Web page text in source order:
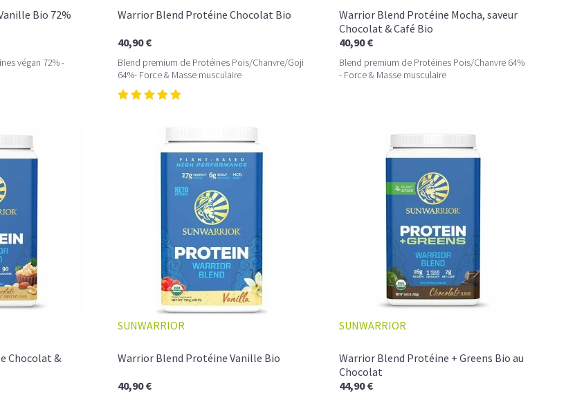
Un café riche avec un soupçon de caramel pour un moment de pure détente… ou de concentration
avant le prochain défi.
Une énergie immédiate et stable, sans pic de glycémie, qui vous accompagne toute la matinée et un
allié parfait après l’entraînement.
Pour ceux qui veulent retrouver le plaisir d’un vrai café glacé, sans se sentir lourd ni affamé.
🍯 CAFÉ FRAPPÉ AU CARAMEL PROTÉINÉ
Bio 72%
végan 72% -
Warrior Blend Protéine Chocolat Bio
40,90 €
Blend premium de Protéines Pois/Chanvre/Goji
64%- Force & Masse musculaire
Warrior Blend Protéine Mocha, saveur
Chocolat & Café Bio
40,90 €
Blend premium de Protéines Pois/Chanvre 64%
- Force & Masse musculaire
Chocolat &
SUNWARRIOR
Warrior Blend Protéine Vanille Bio
40,90 €
SUNWARRIOR
Warrior Blend Protéine + Greens Bio au
Chocolat
44,90 €